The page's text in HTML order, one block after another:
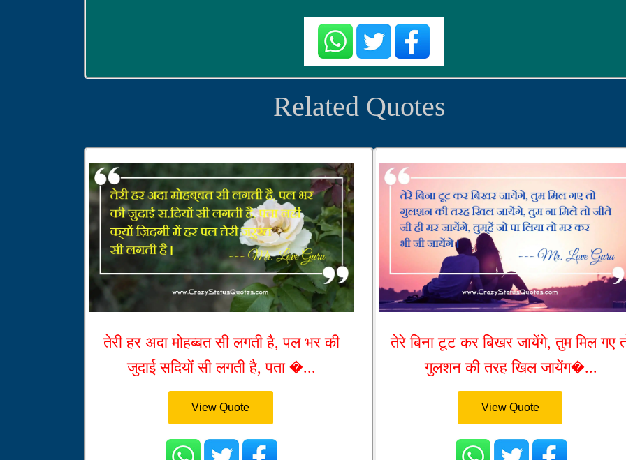
Related Quotes
तेरी हर अदा मोहब्बत सी लगती है, पल भर की
जुदाई सदियों सी लगती है, पता �...
View Quote
तेरे बिना टूट कर बिखर जायेंगे, तुम मिल गए
गुलशन की तरह खिल जायेंग�...
View Quote